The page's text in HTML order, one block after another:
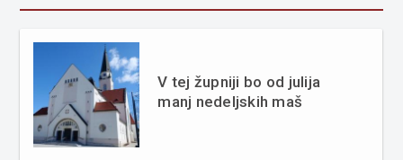
V tej župniji bo od julija
manj nedeljskih maš